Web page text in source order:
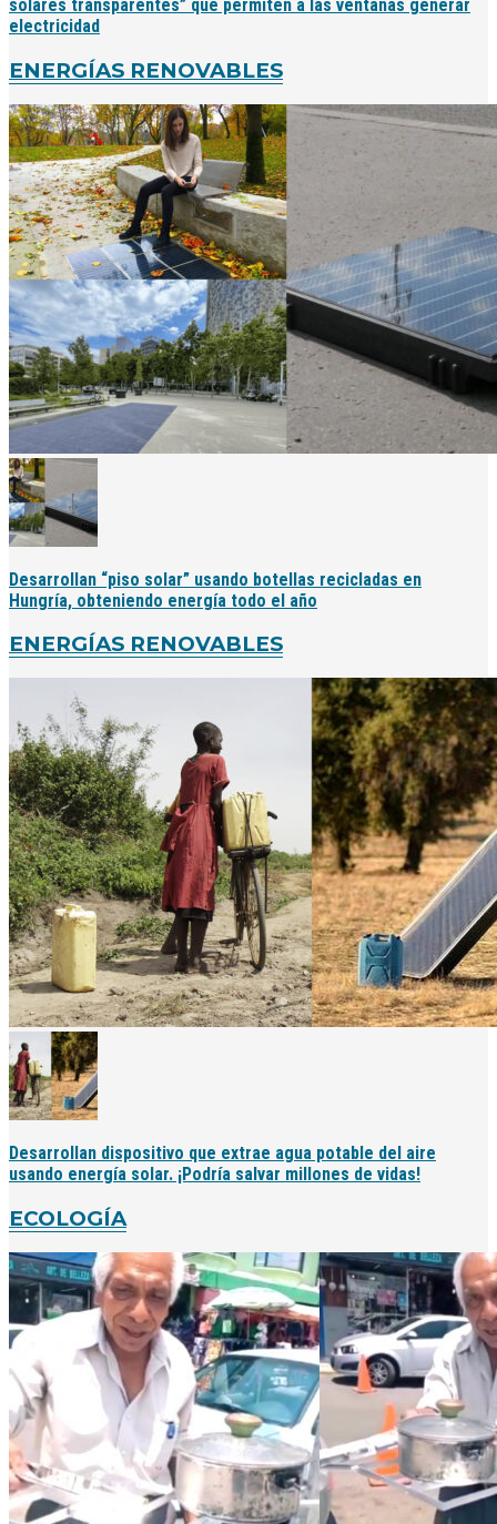
solares transparentes” que permiten a las ventanas generar
electricidad
ENERGÍAS RENOVABLES
Desarrollan “piso solar” usando botellas recicladas en
Hungría, obteniendo energía todo el año
ENERGÍAS RENOVABLES
Desarrollan dispositivo que extrae agua potable del aire
usando energía solar. ¡Podría salvar millones de vidas!
ECOLOGÍA